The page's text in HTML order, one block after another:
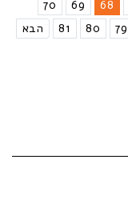
68
69
70
79
80
81 הבא